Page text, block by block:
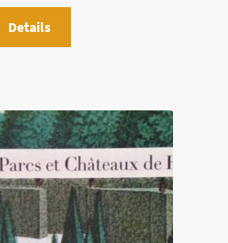
Details